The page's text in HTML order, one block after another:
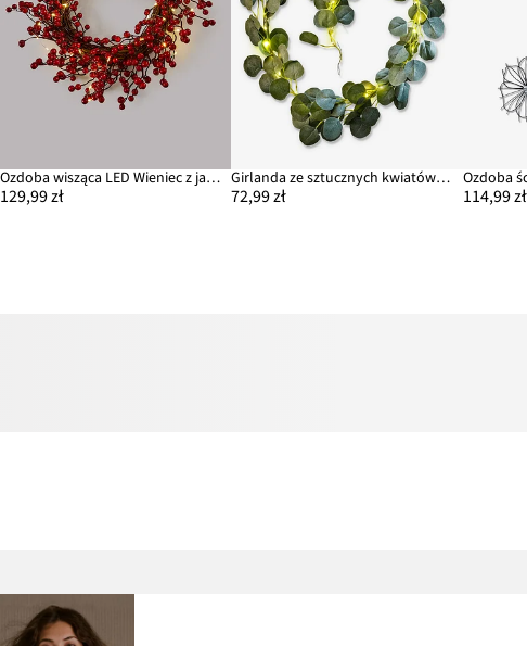
Ozdoba wisząca LED Wieniec z jagodami
129,99 zł
Girlanda ze sztucznych kwiatów i liści eukaliptusa LED
72,99 zł
Ozdoba
114,99 zł